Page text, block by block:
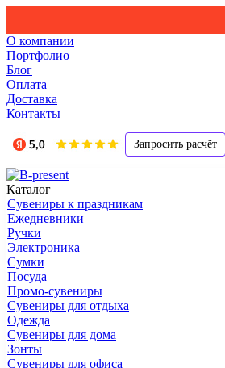
О компании
Портфолио
Блог
Оплата
Доставка
Контакты
Запросить расчёт
Каталог
Сувениры к праздникам
Ежедневники
Ручки
Электроника
Сумки
Посуда
Промо-сувениры
Сувениры для отдыха
Одежда
Сувениры для дома
Зонты
Сувениры для офиса